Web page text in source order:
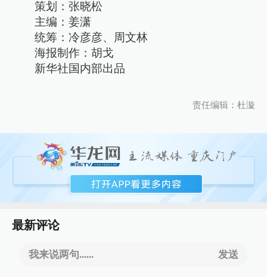
策划：张晓松
主编：姜潇
统筹：冷彦彦、周文林
海报制作：胡戈
新华社国内部出品
责任编辑：杜漩
最新评论
我来说两句...... 发送